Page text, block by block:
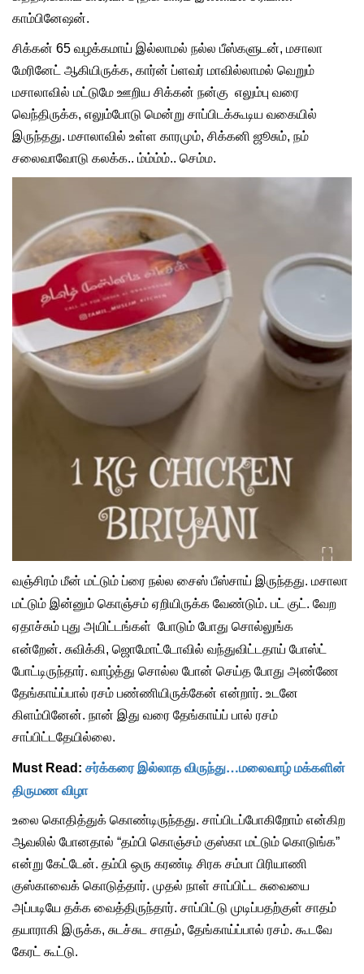
காம்பினேஷன்.
சிக்கன் 65 வழக்கமாய் இல்லாமல் நல்ல பீஸ்களுடன், மசாலா
மேரினேட் ஆகியிருக்க, கார்ன் ப்ளவர் மாவில்லாமல் வெறும்
மசாலாவில் மட்டுமே ஊறிய சிக்கன் நன்கு எலும்பு வரை
வெந்திருக்க, எலும்போடு மென்று சாப்பிடக்கூடிய வகையில்
இருந்தது. மசாலாவில் உள்ள காரமும், சிக்கனி ஜூசும், நம்
சலைவாவோடு கலக்க.. ம்ம்ம்ம்.. செம்ம.
வஞ்சிரம் மீன் மட்டும் ப்ரை நல்ல சைஸ் பீஸ்சாய் இருந்தது. மசாலா
மட்டும் இன்னும் கொஞ்சம் ஏறியிருக்க வேண்டும். பட் குட். வேற
ஏதாச்சும் புது அயிட்டங்கள் போடும் போது சொல்லுங்க
என்றேன். சுவிக்கி, ஜொமோட்டோவில் வந்துவிட்டதாய் போஸ்ட்
போட்டிருந்தார். வாழ்த்து சொல்ல போன் செய்த போது அண்ணே
தேங்காய்ப்பால் ரசம் பண்ணியிருக்கேன் என்றார். உடனே
கிளம்பினேன். நான் இது வரை தேங்காய்ப் பால் ரசம்
சாப்பிட்டதேயில்லை.
Must Read: சர்க்கரை இல்லாத விருந்து…மலைவாழ் மக்களின்
திருமண விழா
உலை கொதித்துக் கொண்டிருந்தது. சாப்பிடப்போகிறோம் என்கிற
ஆவலில் போனதால் “தம்பி கொஞ்சம் குஸ்கா மட்டும் கொடுங்க”
என்று கேட்டேன். தம்பி ஒரு கரண்டி சிரக சம்பா பிரியாணி
குஸ்காவைக் கொடுத்தார். முதல் நாள் சாப்பிட்ட சுவையை
அப்படியே தக்க வைத்திருந்தார். சாப்பிட்டு முடிப்பதற்குள் சாதம்
தயாராகி இருக்க, சுடச்சுட சாதம், தேங்காய்ப்பால் ரசம். கூடவே
கேரட் கூட்டு.